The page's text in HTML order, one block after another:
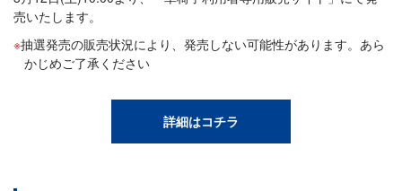
売いたします。
抽選発売の販売状況により、発売しない可能性があります。あら
かじめご了承ください
詳細はコチラ